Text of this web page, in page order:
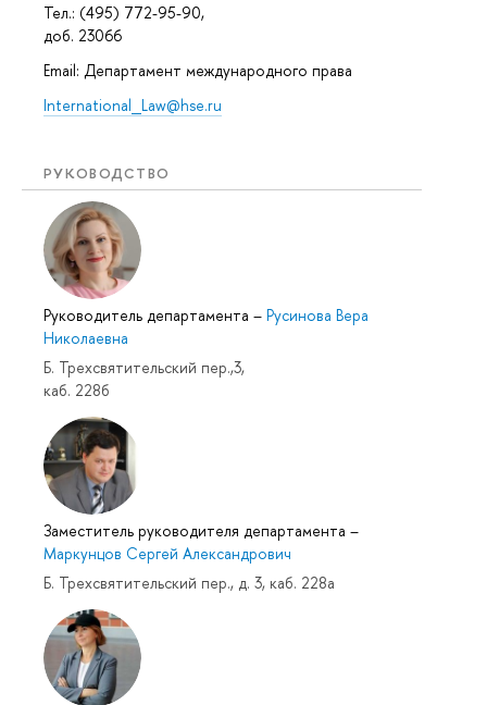
Тел.: (495) 772-95-90,
доб. 23066
Email: Департамент международного права
International_Law@hse.ru
РУКОВОДСТВО
Руководитель департамента – Русинова Вера
Николаевна
Б. Трехсвятительский пер.,3,
каб. 228б
Заместитель руководителя департамента –
Маркунцов Сергей Александрович
Б. Трехсвятительский пер., д. 3, каб. 228а